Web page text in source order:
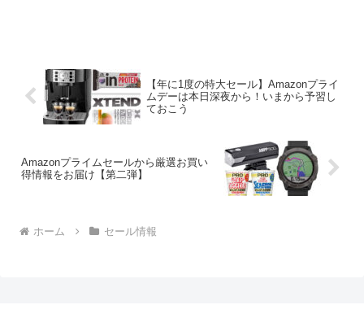
【年に1度の特大セール】Amazonプライ
ムデーは本日深夜から！いまから予習し
ておこう
Amazonプライムセールから厳選お買い
得情報をお届け【第二弾】
ホーム セール情報